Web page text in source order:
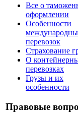
Все о
оформлении
Особенности
перевозок
Страхование
О
перевозках
Грузы и их
особенности
Правовые